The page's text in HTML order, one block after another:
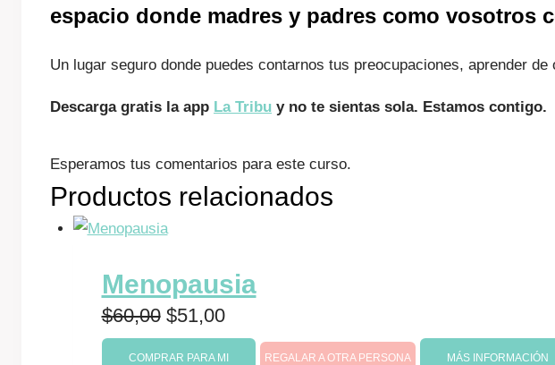
espacio donde madres y padres como vosotros
Un lugar seguro donde puedes contarnos tus preocupaciones, aprender
Descarga gratis la app La Tribu y no te sientas sola. Estamos contigo.
Esperamos tus comentarios para este curso.
Productos relacionados
Menopausia
$60,00 El
precio
$51,00El
precio
COMPRAR PARA MI REGALAR A OTRA PERSONA MÁS INFORMACIÓN